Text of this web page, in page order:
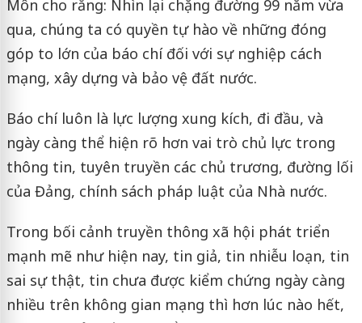
Môn cho rằng: Nhìn lại chặng đường 99 năm vừa
qua, chúng ta có quyền tự hào về những đóng
góp to lớn của báo chí đối với sự nghiệp cách
mạng, xây dựng và bảo vệ đất nước.
Báo chí luôn là lực lượng xung kích, đi đầu, và
ngày càng thể hiện rõ hơn vai trò chủ lực trong
thông tin, tuyên truyền các chủ trương, đường lối
của Đảng, chính sách pháp luật của Nhà nước.
Trong bối cảnh truyền thông xã hội phát triển
mạnh mẽ như hiện nay, tin giả, tin nhiễu loạn, tin
sai sự thật, tin chưa được kiểm chứng ngày càng
nhiều trên không gian mạng thì hơn lúc nào hết,